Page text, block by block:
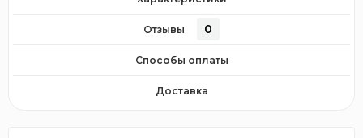
Отзывы 0
Способы оплаты
Доставка